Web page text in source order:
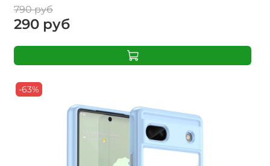
790 руб
290 руб
-63%